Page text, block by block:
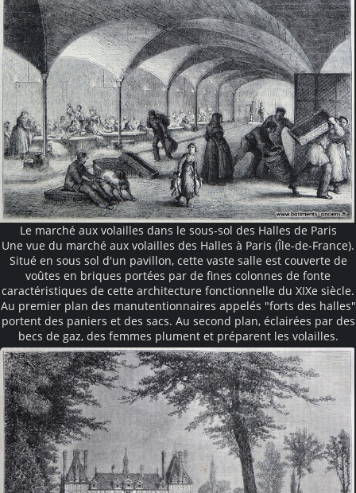
Le marché aux volailles dans le sous-sol des Halles de Paris
Une vue du marché aux volailles des Halles à Paris (Île-de-France).
Situé en sous sol d'un pavillon, cette vaste salle est couverte de
voûtes en briques portées par de fines colonnes de fonte
caractéristiques de cette architecture fonctionnelle du XIXe siècle.
Au premier plan des manutentionnaires appelés "forts des halles"
portent des paniers et des sacs. Au second plan, éclairées par des
becs de gaz, des femmes plument et préparent les volailles.